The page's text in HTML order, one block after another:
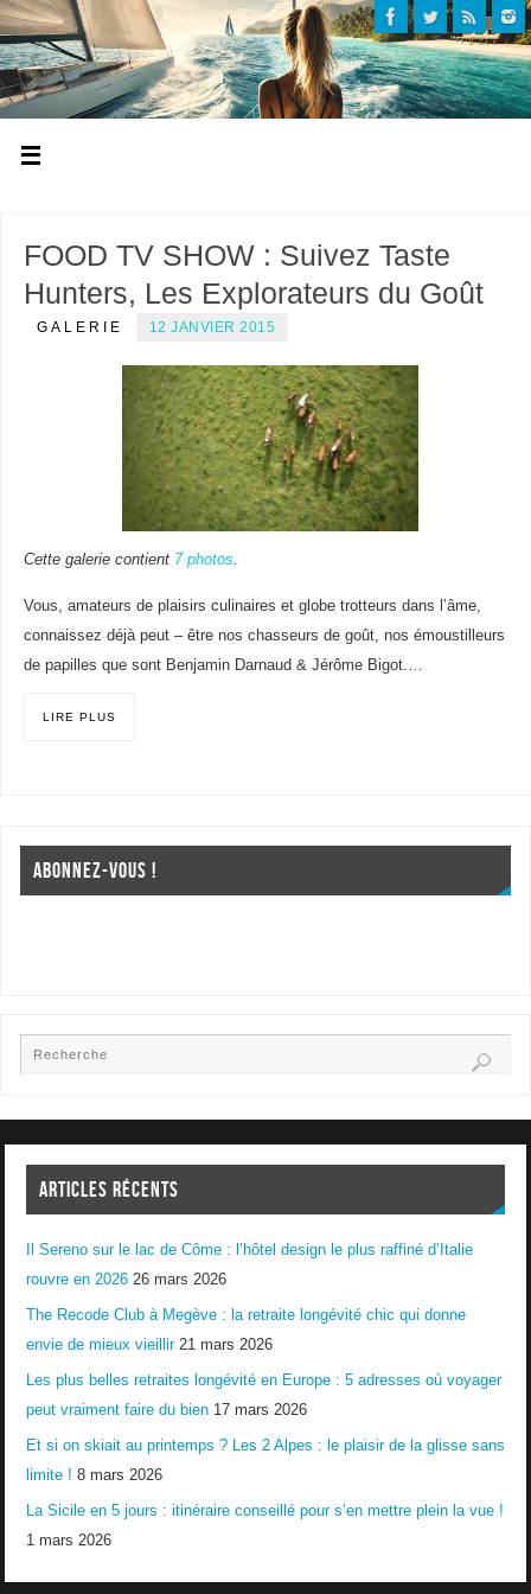
FOOD TV SHOW : Suivez Taste
Hunters, Les Explorateurs du Goût
GALERIE 12 JANVIER 2015
Cette galerie contient 7 photos.
Vous, amateurs de plaisirs culinaires et globe trotteurs dans l’âme,
connaissez déjà peut – être nos chasseurs de goût, nos émoustilleurs
de papilles que sont Benjamin Darnaud & Jérôme Bigot.…
LIRE PLUS
ABONNEZ-VOUS !
ARTICLES RÉCENTS
Il Sereno sur le lac de Côme : l’hôtel design le plus raffiné d’Italie
rouvre en 2026 26 mars 2026
The Recode Club à Megève : la retraite longévité chic qui donne
envie de mieux vieillir 21 mars 2026
Les plus belles retraites longévité en Europe : 5 adresses où voyager
peut vraiment faire du bien 17 mars 2026
Et si on skiait au printemps ? Les 2 Alpes : le plaisir de la glisse sans
limite ! 8 mars 2026
La Sicile en 5 jours : itinéraire conseillé pour s’en mettre plein la vue !
1 mars 2026